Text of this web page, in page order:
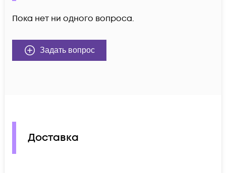
Пока нет ни одного вопроса.
Задать вопрос
Доставка